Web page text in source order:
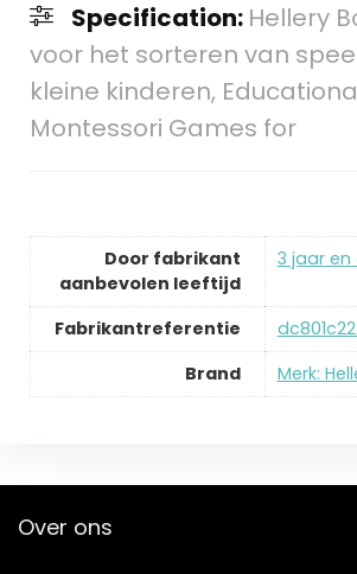
Specification: Hellery
voor het sorteren van
kleine kinderen,
Montessori Games for
Door fabrikant
aanbevolen leeftijd
‎3 jaar en
Fabrikantreferentie
Brand
Merk:
Over ons